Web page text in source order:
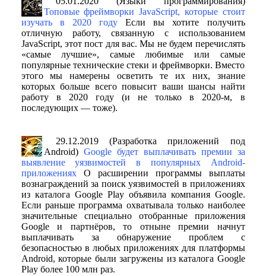
Топовые фреймворки JavaScript, которые стоит
изучать в 2020 годуЕсли вы хотите получить
отличную работу, связанную с использованием
JavaScript, этот пост для вас. Мы не будем перечислять
«самые лучшие», самые любимые или самые
популярные технические стеки и фреймворки. Вместо
этого мы намерены осветить те их них, знание
которых больше всего повысит ваши шансы найти
работу в 2020 году (и не только в 2020-м, в
последующих — тоже).
29.12.2019 (Разработка приложений под
Android) Google будет выплачивать премии за
выявление уязвимостей в популярных Android-
приложенияхО расширении программы выплаты
вознаграждений за поиск уязвимостей в приложениях
из каталога Google Play объявила компания Google.
Если раньше программа охватывала только наиболее
значительные специально отобранные приложения
Google и партнёров, то отныне премии начнут
выплачивать за обнаружение проблем с
безопасностью в любых приложениях для платформы
Android, которые были загружены из каталога Google
Play более 100 млн раз.